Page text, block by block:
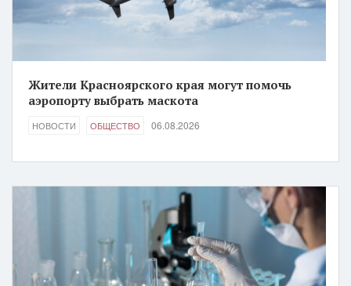
Жители Красноярского края могут помочь
аэропорту выбрать маскота
НОВОСТИ ОБЩЕСТВО 06.08.2026